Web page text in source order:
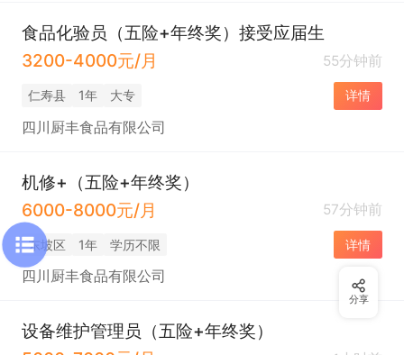
食品化验员（五险+年终奖）接受应届生
3200-4000元/月
55分钟前
仁寿县 1年 大专 详情
四川厨丰食品有限公司
机修+（五险+年终奖）
6000-8000元/月
57分钟前
东坡区 1年 学历不限 详情
四川厨丰食品有限公司
设备维护管理员（五险+年终奖）
分享